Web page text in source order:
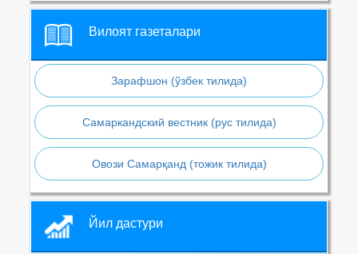
Вилоят газеталари
Зарафшон (ўзбек тилида)
Самаркандский вестник (рус тилида)
Овози Самарқанд (тожик тилида)
Йил дастури